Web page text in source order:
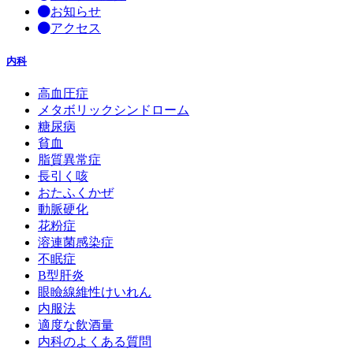
お知らせ
アクセス
内科
高血圧症
メタボリックシンドローム
糖尿病
貧血
脂質異常症
長引く咳
おたふくかぜ
動脈硬化
花粉症
溶連菌感染症
不眠症
B型肝炎
眼瞼線維性けいれん
内服法
適度な飲酒量
内科のよくある質問